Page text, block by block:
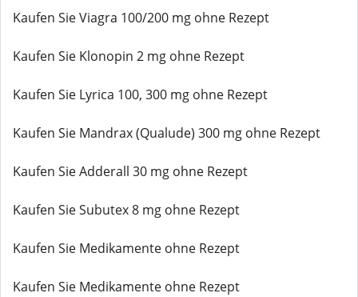
Kaufen Sie Viagra 100/200 mg ohne Rezept
Kaufen Sie Klonopin 2 mg ohne Rezept
Kaufen Sie Lyrica 100, 300 mg ohne Rezept
Kaufen Sie Mandrax (Qualude) 300 mg ohne Rezept
Kaufen Sie Adderall 30 mg ohne Rezept
Kaufen Sie Subutex 8 mg ohne Rezept
Kaufen Sie Medikamente ohne Rezept
Kaufen Sie Medikamente ohne Rezept